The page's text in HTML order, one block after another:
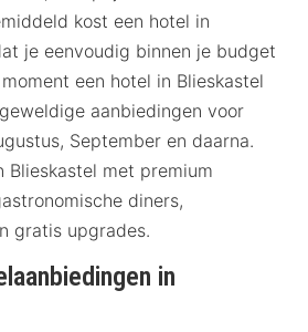
kost een hotel in
je eenvoudig binnen je budget
een hotel in Blieskastel
aanbiedingen voor
September en daarna.
Blieskastel met premium
diners,
gratis upgrades.
in